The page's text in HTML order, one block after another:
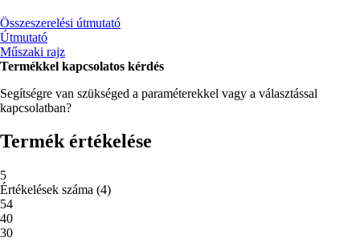
Összeszerelési útmutató
Útmutató
Műszaki rajz
Termékkel kapcsolatos kérdés
Segítségre van szükséged a paraméterekkel vagy a választással
kapcsolatban?
Termék értékelése
5
Értékelések száma (4)
54
40
30